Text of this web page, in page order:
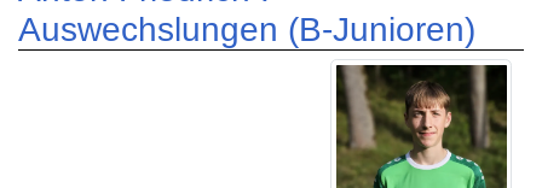
Auswechslungen (B-Junioren)